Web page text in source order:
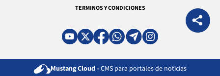
TERMINOS Y CONDICIONES
Mustang Cloud - CMS para portales de noticias